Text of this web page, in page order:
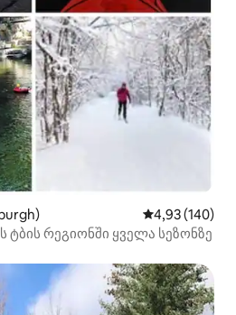
საშუალო
4,93 (140)
ტბის რეგიონში ყველა სეზონზე